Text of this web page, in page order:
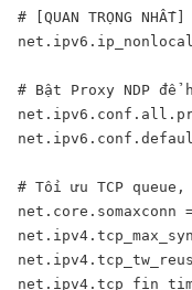
# [QUAN TRỌNG
# Bật Proxy NDP
# Tối ưu TCP
net.core.somaxconn